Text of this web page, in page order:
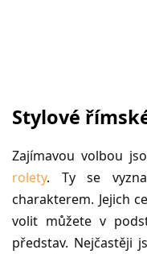
Stylové
Zajímavou volbou
rolety. Ty se
charakterem. Jejich
volit můžete v
představ. Nejčastěji